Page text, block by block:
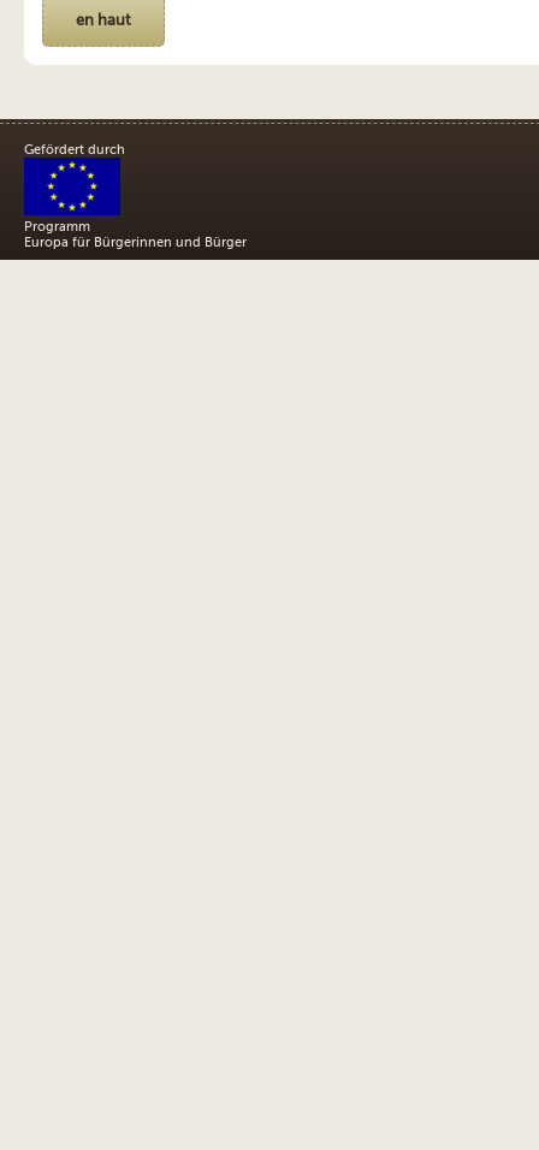
en haut
Gefördert durch
Programm
Europa für Bürgerinnen und Bürger